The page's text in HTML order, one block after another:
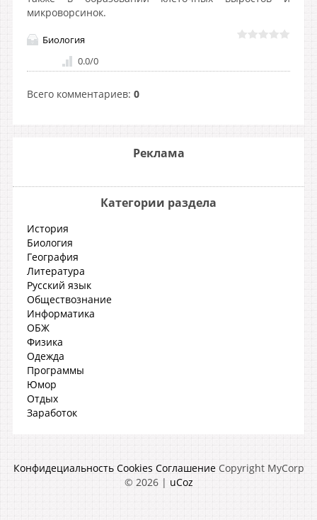
микроворсинок.
Биология
0.0/0
Всего комментариев: 0
Реклама
Категории раздела
История
Биология
География
Литература
Русский язык
Обществознание
Информатика
ОБЖ
Физика
Одежда
Программы
Юмор
Отдых
Заработок
Конфидециальность Cookies Соглашение Copyright MyCorp
© 2026| uCoz